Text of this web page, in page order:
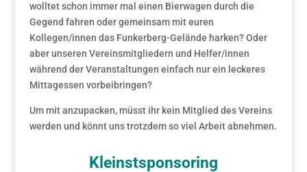
wolltet schon immer mal einen Bierwagen durch die
Gegend fahren oder gemeinsam mit euren
Kollegen/innen das Funkerberg-Gelände harken? Oder
aber unseren Vereinsmitgliedern und Helfer/innen
während der Veranstaltungen einfach nur ein leckeres
Mittagessen vorbeibringen?
Um mit anzupacken, müsst ihr kein Mitglied des Vereins
werden und könnt uns trotzdem so viel Arbeit abnehmen.
Kleinstsponsoring